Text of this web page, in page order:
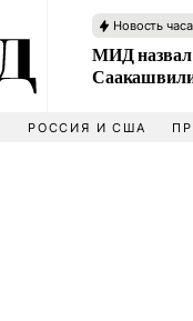
Новость часа
МИД назвал
РОССИЯ И США